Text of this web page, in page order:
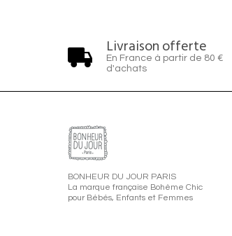
Livraison offerte
En France à partir de 80 €
d'achats
BONHEUR DU JOUR PARIS
La marque française Bohème Chic
pour Bébés, Enfants et Femmes